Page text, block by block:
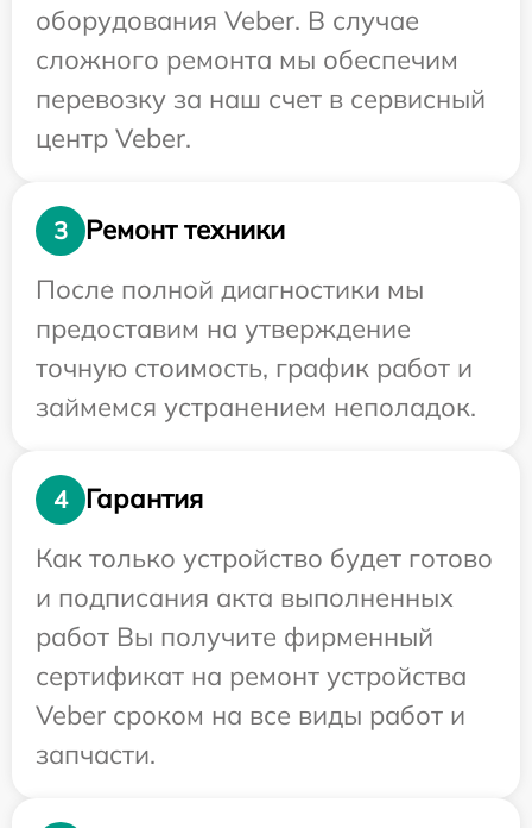
оборудования Veber. В случае
сложного ремонта мы обеспечим
перевозку за наш счет в сервисный
центр Veber.
3
Ремонт техники
После полной диагностики мы
предоставим на утверждение
точную стоимость, график работ и
займемся устранением неполадок.
4
Гарантия
Как только устройство будет готово
и подписания акта выполненных
работ Вы получите фирменный
сертификат на ремонт устройства
Veber сроком на все виды работ и
запчасти.